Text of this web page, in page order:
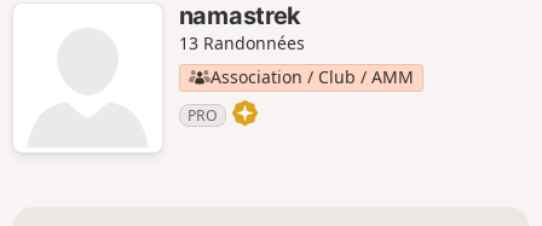
namastrek
13 Randonnées
Association / Club / AMM
PRO